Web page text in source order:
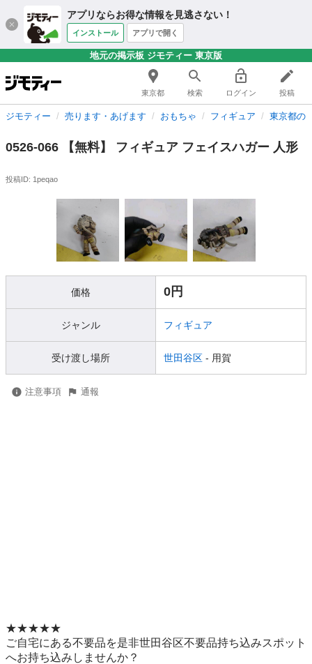
アプリならお得な情報を見逃さない！
インストール アプリで開く
地元の掲示板 ジモティー 東京版
東京都 検索 ログイン 投稿
ジモティー 売ります・あげます おもちゃ フィギュア 東京都の
0526-066 【無料】 フィギュア フェイスハガー 人形
投稿ID: 1peqao
価格 0円
ジャンル フィギュア
受け渡し場所 世田谷区 - 用賀
注意事項 通報
★★★★★
ご自宅にある不要品を是非世田谷区不要品持ち込みスポット
へお持ち込みしませんか？